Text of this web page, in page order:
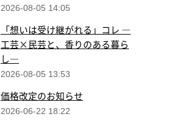
2026-08-05 14:05
「想いは受け継がれる」コレ ―
工芸×民芸と、香りのある暮ら
し―
2026-08-05 13:53
価格改定のお知らせ
2026-06-22 18:22